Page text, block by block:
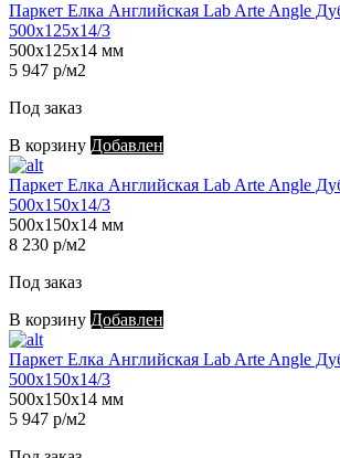
Паркет Елка Английская Lab Arte Angle
500х125х14/3
500х125х14 мм
5 947 р/м2
Под заказ
В корзину Добавлен
Паркет Елка Английская Lab Arte Angle
500х150х14/3
500х150х14 мм
8 230 р/м2
Под заказ
В корзину Добавлен
Паркет Елка Английская Lab Arte Angle
500х150х14/3
500х150х14 мм
5 947 р/м2